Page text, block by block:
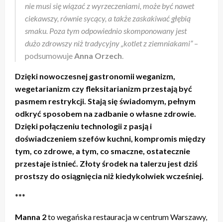
nie musi się wiązać z wyrzeczeniami, może być nawet
ciekawszy, równie sycący, a także zaskakiwać głębią
smaku. Poza tym odpowiednio skomponowany jest
dużo zdrowszy niż tradycyjny „kotlet z ziemniakami”–
podsumowujeAnna Orzech.
Dzięki nowoczesnej gastronomii weganizm,
wegetarianizm czy fleksitarianizm przestają być
pasmem restrykcji. Stają się świadomym, pełnym
odkryć sposobem na zadbanie o własne zdrowie.
Dzięki połączeniu technologii z pasją i
doświadczeniem szefów kuchni, kompromis między
tym, co zdrowe, a tym, co smaczne, ostatecznie
przestaje istnieć. Złoty środek na talerzu jest dziś
prostszy do osiągnięcia niż kiedykolwiek wcześniej.
***
Manna 2to wegańska restauracja w centrum Warszawy,